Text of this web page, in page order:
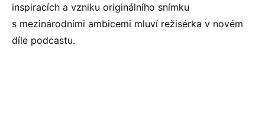
inspiracích a vzniku originálního snímku
s mezinárodními ambicemi mluví režisérka v novém
díle podcastu.